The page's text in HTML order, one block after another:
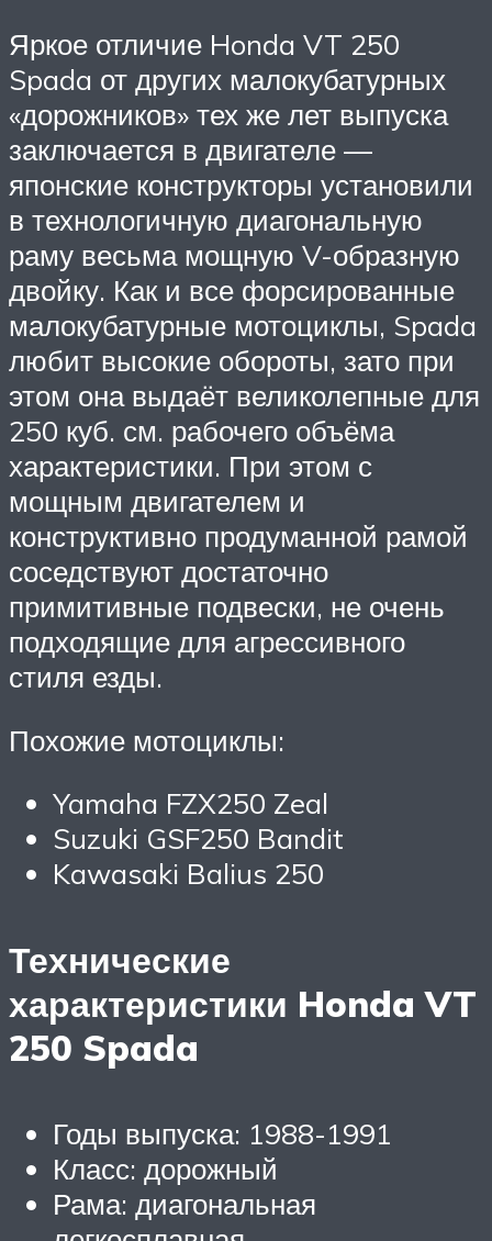
Яркое отличие Honda VT 250
Spada от других малокубатурных
«дорожников» тех же лет выпуска
заключается в двигателе —
японские конструкторы установили
в технологичную диагональную
раму весьма мощную V-образную
двойку. Как и все форсированные
малокубатурные мотоциклы, Spada
любит высокие обороты, зато при
этом она выдаёт великолепные для
250 куб. см. рабочего объёма
характеристики. При этом с
мощным двигателем и
конструктивно продуманной рамой
соседствуют достаточно
примитивные подвески, не очень
подходящие для агрессивного
стиля езды.
Похожие мотоциклы:
Yamaha FZX250 Zeal
Suzuki GSF250 Bandit
Kawasaki Balius 250
Технические
характеристики Honda VT
250 Spada
Годы выпуска: 1988-1991
Класс: дорожный
Рама: диагональная